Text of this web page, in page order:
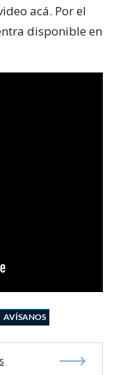
acá. Por el
disponible en
AVÍSANOS